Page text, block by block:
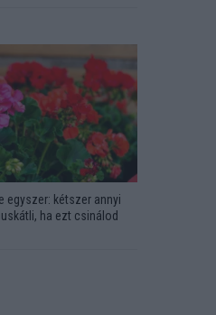
egyszer: kétszer annyi
ha ezt csinálod